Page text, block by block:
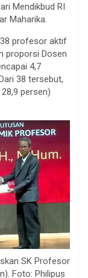
Mendikbud RI
Maharika.
38 profesor aktif
proporsi Dosen
4,7
38 tersebut,
persen)
SK Profesor
Foto: Philipus